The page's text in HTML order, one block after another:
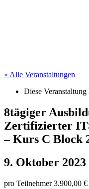
« Alle Veranstaltungen
Diese Veranstaltung
8tägiger
Zertifizierter
– Kurs C Block
9. Oktober 2023
pro Teilnehmer 3.900,00 €